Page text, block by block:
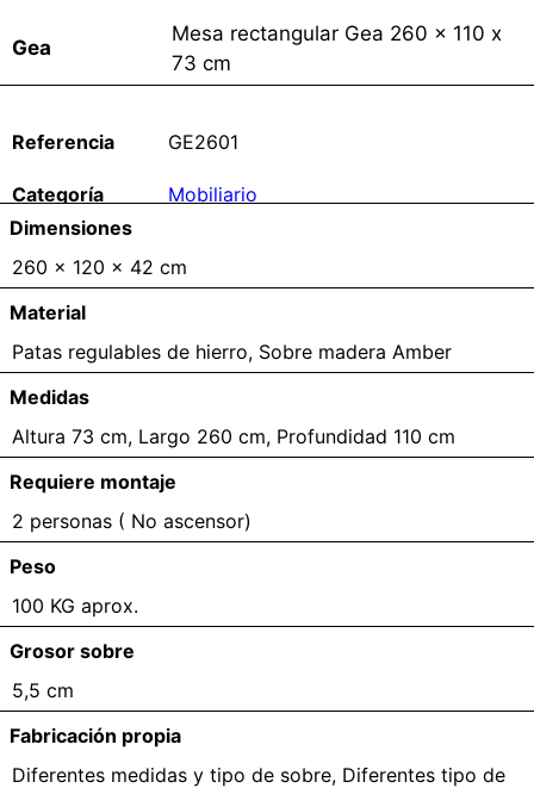
Gea
Mesa rectangular Gea 260 x 110 x
73 cm
GE2601
Categoría
Mobiliario
Dimensiones
260 × 120 × 42 cm
Material
Patas regulables de hierro, Sobre madera Amber
Medidas
Altura 73 cm, Largo 260 cm, Profundidad 110 cm
Requiere montaje
2 personas ( No ascensor)
Peso
100 KG aprox.
Grosor sobre
5,5 cm
Fabricación propia
Diferentes medidas y tipo de sobre, Diferentes tipo de